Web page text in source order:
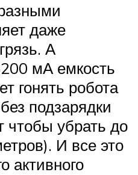
даже
А
мА емкость
гонять робота
подзарядки
чтобы убрать до
И все это
активного